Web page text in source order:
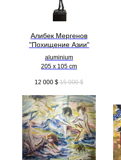
Алибек Мергенов
"Похищение Азии"
aluminium
205 x 105 cm
12 000 $ 15 000 $